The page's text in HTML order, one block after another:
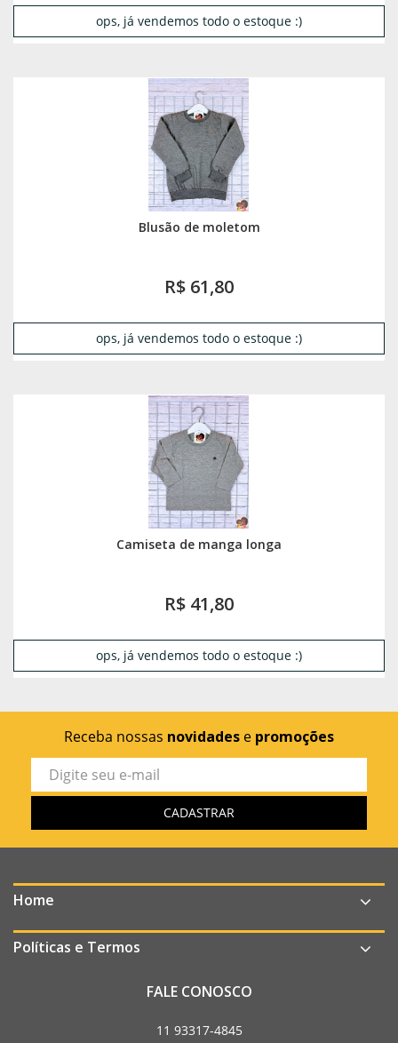
ops, já vendemos todo o estoque :)
Blusão de moletom
R$ 61,80
ops, já vendemos todo o estoque :)
Camiseta de manga longa
R$ 41,80
ops, já vendemos todo o estoque :)
Receba nossas novidades e promoções
Home
Políticas e Termos
FALE CONOSCO
11 93317-4845